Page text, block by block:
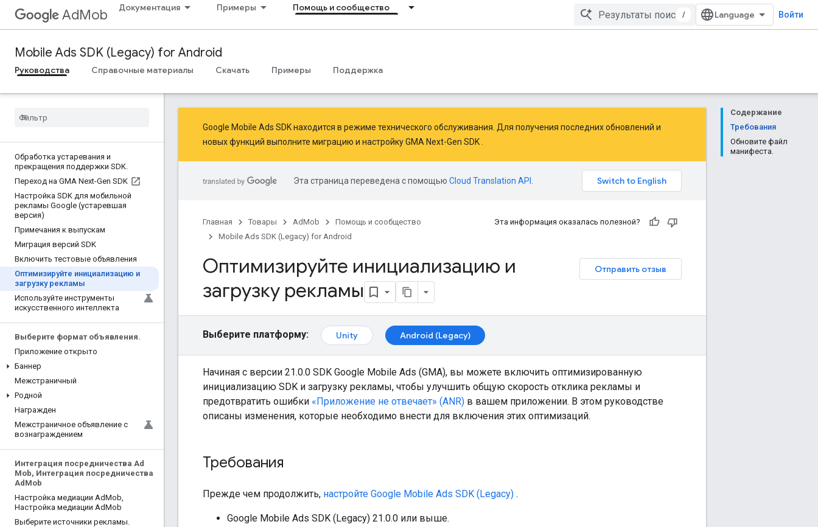
AdMob Документация Примеры Помощь и сообщество
/ Войти
Mobile Ads SDK (Legacy) for Android
Руководства Справочные материалы Скачать Примеры Поддержка
Обработка устаревания и
прекращения поддержки SDK.
Переход на GMA Next-Gen SDK
Настройка SDK для мобильной
рекламы Google (устаревшая
версия)
Примечания к выпускам
Миграция версий SDK
Включить тестовые объявления
Оптимизируйте инициализацию и
загрузку рекламы
Используйте инструменты
искусственного интеллекта
Выберите формат объявления.
Приложение открыто
Баннер
Межстраничный
Родной
Награжден
Межстраничное объявление с
вознаграждением
Интеграция посредничества Ad
Mob, Интеграция посредничества
Ad Mob
Настройка медиации AdMob,
Настройка медиации AdMob
Выберите источники рекламы.
Содержание
Требования
Обновите файл
манифеста.
Google Mobile Ads SDK находится в режиме технического обслуживания. Для получения последних обновлений и
новых функций выполните миграцию и настройку GMA Next-Gen SDK
Эта страница переведена с помощью Cloud Translation API
Главная Товары AdMob
Помощь и сообщество
Mobile Ads SDK (Legacy) for Android
Эта информация оказалась полезной?
Отправить отзыв
Оптимизируйте инициализацию и
загрузку рекламы
Выберите платформу: Unity Android (Legacy)
Начиная с версии 21.0.0 SDK Google Mobile Ads (GMA), вы можете включить оптимизированную
инициализацию SDK и загрузку рекламы, чтобы улучшить общую скорость отклика рекламы и
предотвратить ошибки «Приложение не отвечает» (ANR) в вашем приложении. В этом руководстве
описаны изменения, которые необходимо внести для включения этих оптимизаций.
Требования
Прежде чем продолжить, настройте Google Mobile Ads SDK (Legacy) .
Google Mobile Ads SDK (Legacy) 21.0.0 или выше.